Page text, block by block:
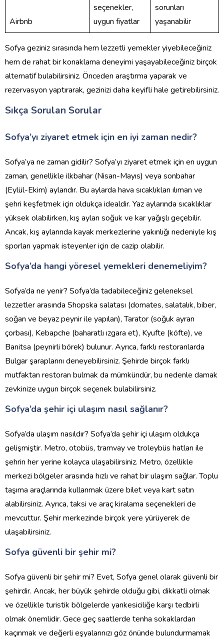
Airbnb
seçenekler,
uygun fiyatlar
sorunları
yaşanabilir
Sofya geziniz sırasında hem lezzetli yemekler yiyebileceğiniz
hem de rahat bir konaklama deneyimi yaşayabileceğiniz birçok
alternatif bulabilirsiniz. Önceden araştırma yaparak ve
rezervasyon yaptırarak, gezinizi daha keyifli hale getirebilirsiniz.
Sıkça Sorulan Sorular
Sofya’yı ziyaret etmek için en iyi zaman nedir?
Sofya’ya ne zaman gidilir? Sofya’yı ziyaret etmek için en uygun
zaman, genellikle ilkbahar (Nisan-Mayıs) veya sonbahar
(Eylül-Ekim) aylarıdır. Bu aylarda hava sıcaklıkları ılıman ve
şehri keşfetmek için oldukça idealdir. Yaz aylarında sıcaklıklar
yüksek olabilirken, kış ayları soğuk ve kar yağışlı geçebilir.
Ancak, kış aylarında kayak merkezlerine yakınlığı nedeniyle kış
sporları yapmak isteyenler için de cazip olabilir.
Sofya’da hangi yöresel yemekleri denemeliyim?
Sofya’da ne yenir? Sofya’da tadabileceğiniz geleneksel
lezzetler arasında Shopska salatası (domates, salatalık, biber,
soğan ve beyaz peynir ile yapılan), Tarator (soğuk ayran
çorbası), Kebapche (baharatlı ızgara et), Kyufte (köfte), ve
Banitsa (peynirli börek) bulunur. Ayrıca, farklı restoranlarda
Bulgar şaraplarını deneyebilirsiniz. Şehirde birçok farklı
mutfaktan restoran bulmak da mümkündür, bu nedenle damak
zevkinize uygun birçok seçenek bulabilirsiniz.
Sofya’da şehir içi ulaşım nasıl sağlanır?
Sofya’da ulaşım nasıldır? Sofya’da şehir içi ulaşım oldukça
gelişmiştir. Metro, otobüs, tramvay ve troleybüs hatları ile
şehrin her yerine kolayca ulaşabilirsiniz. Metro, özellikle
merkezi bölgeler arasında hızlı ve rahat bir ulaşım sağlar. Toplu
taşıma araçlarında kullanmak üzere bilet veya kart satın
alabilirsiniz. Ayrıca, taksi ve araç kiralama seçenekleri de
mevcuttur. Şehir merkezinde birçok yere yürüyerek de
ulaşabilirsiniz.
Sofya güvenli bir şehir mi?
Sofya güvenli bir şehir mi? Evet, Sofya genel olarak güvenli bir
şehirdir. Ancak, her büyük şehirde olduğu gibi, dikkatli olmak
ve özellikle turistik bölgelerde yankesiciliğe karşı tedbirli
olmak önemlidir. Gece geç saatlerde tenha sokaklardan
kaçınmak ve değerli eşyalarınızı göz önünde bulundurmamak